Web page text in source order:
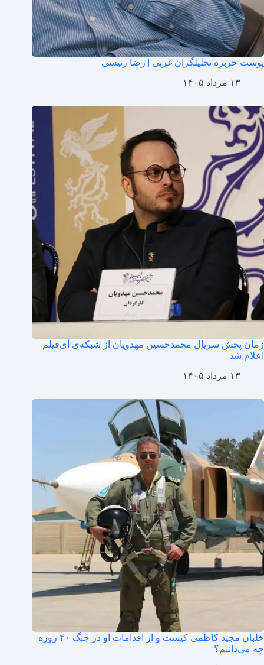
پوست خربزه تحلیلگران غربی | رضا رئیسی
۱۳ مرداد ۱۴۰۵
زمان پخش سریال محمدحسین مهدویان از شبکه‌ی آی‌فیلم
اعلام شد
۱۳ مرداد ۱۴۰۵
خلبان مجید کاظمی کیست و از اقدامات او در جنگ ۴۰ روزه
چه می‌دانیم؟